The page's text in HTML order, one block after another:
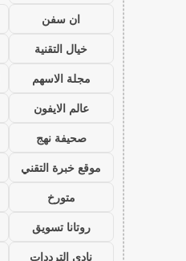
ان سفن
خيال التقنية
مجلة الاسهم
عالم الايفون
صحيفة نهج
موقع خبرة التقني
متورخ
روتانا تسويق
نادي الترددات